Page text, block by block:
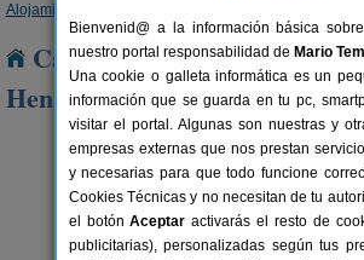
Alojamientos
Casas Rurales cerca de San
Henares
Bienvenid@ a la información básica
nuestro portal responsabilidad de Mario
Una cookie o galleta informática es un
información que se guarda en tu pc,
visitar el portal. Algunas son nuestras y
empresas externas que nos prestan
y necesarias para que todo funcione
Cookies Técnicas y no necesitan de tu
el botónAceptar activarás el resto de
publicitarias), personalizadas según tus